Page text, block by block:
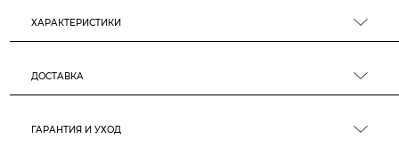
ХАРАКТЕРИСТИКИ
ДОСТАВКА
ГАРАНТИЯ И УХОД